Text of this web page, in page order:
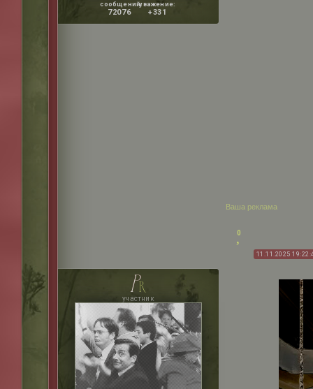
сообщений:
72076
уважение:
+331
Ваша реклама
0
11.11.2025
pr
участник